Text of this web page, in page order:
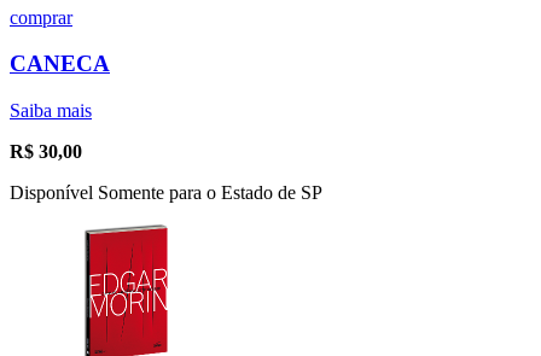
comprar
CANECA
Saiba mais
R$ 30,00
Disponível Somente para o Estado de SP